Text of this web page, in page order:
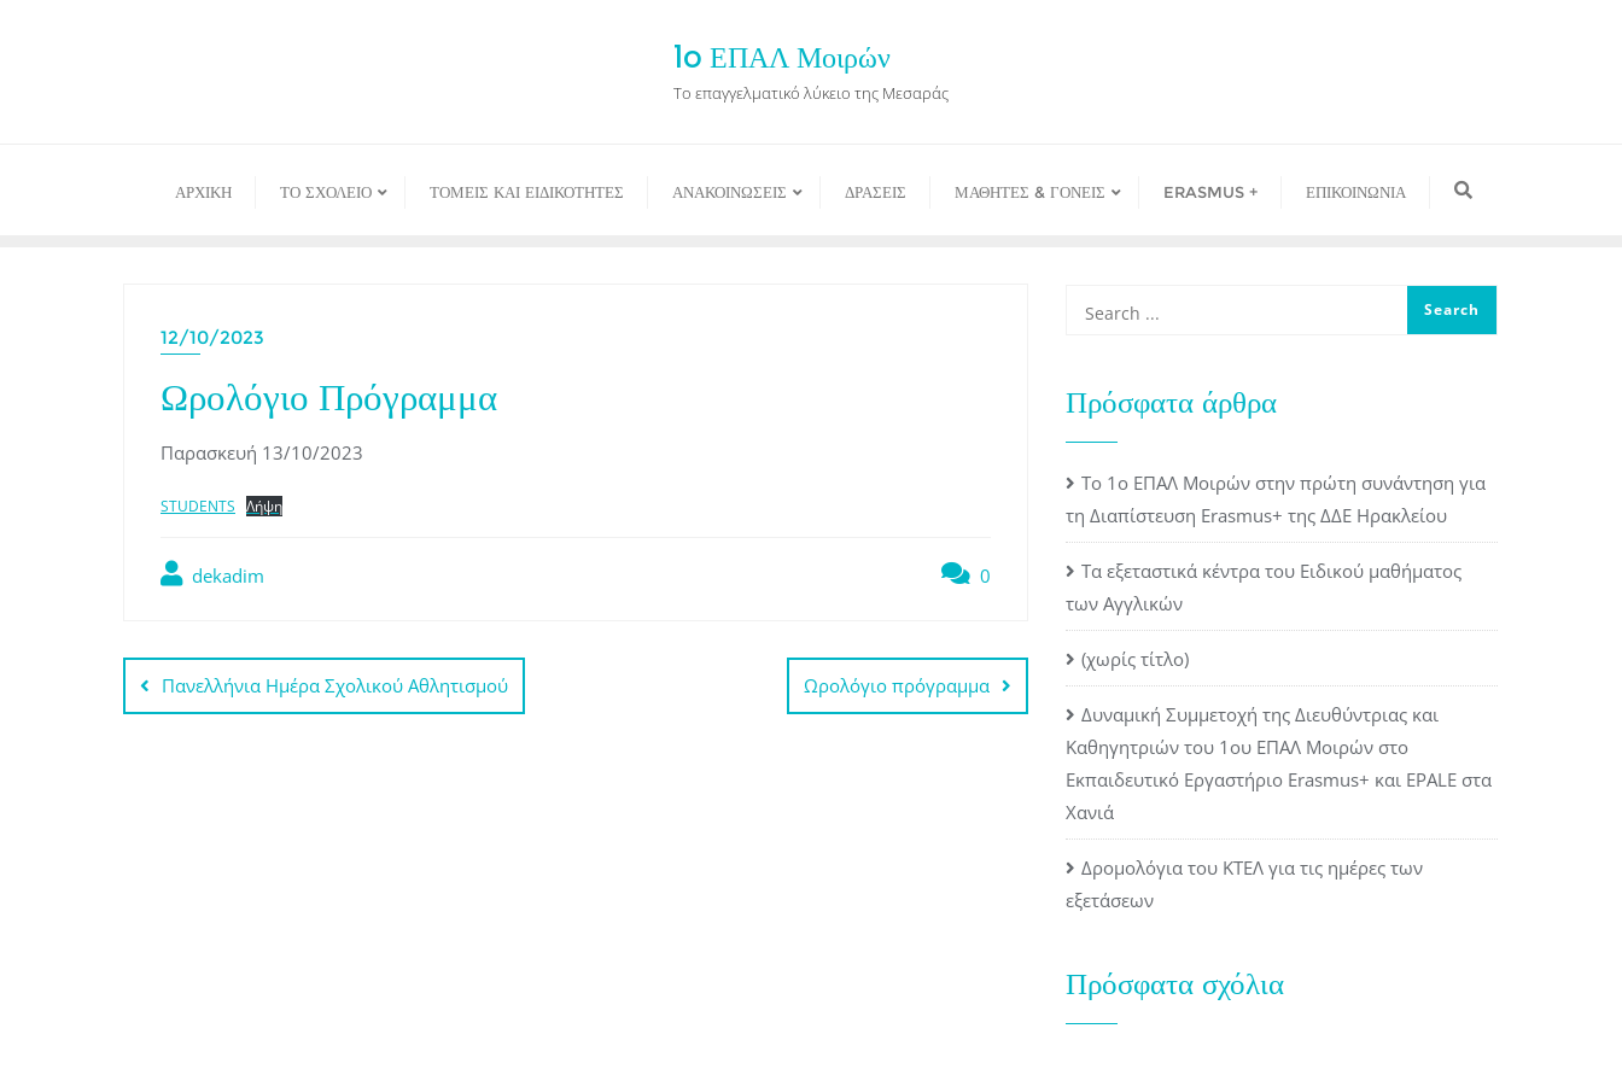
1o ΕΠΑΛ Μοιρών
Το επαγγελματικό λύκειο της Μεσαράς
ΑΡΧΙΚΉ ΤΟ ΣΧΟΛΕΙΟ ΤΟΜΕΙΣ ΚΑΙ ΕΙΔΙΚΟΤΗΤΕΣ ΑΝΑΚΟΙΝΩΣΕΙΣ ΔΡΑΣΕΙΣ ΜΑΘΗΤΕΣ & ΓΟΝΕΙΣ ERASMUS + ΕΠΙΚΟΙΝΩΝΙΑ
12/10/2023
Ωρολόγιο Πρόγραμμα
Παρασκευή 13/10/2023
STUDENTS Λήψη
dekadim 0
Πλοήγηση
άρθρων
Πανελλήνια Ημέρα Σχολικού Αθλητισμού Ωρολόγιο πρόγραμμα
Πρόσφατα άρθρα
Το 1ο ΕΠΑΛ Μοιρών στην πρώτη συνάντηση για
τη Διαπίστευση Erasmus+ της ΔΔΕ Ηρακλείου
Τα εξεταστικά κέντρα του Ειδικού μαθήματος
των Αγγλικών
(χωρίς τίτλο)
Δυναμική Συμμετοχή της Διευθύντριας και
Καθηγητριών του 1ου ΕΠΑΛ Μοιρών στο
Εκπαιδευτικό Εργαστήριο Erasmus+ και EPALE στα
Χανιά
Δρομολόγια του ΚΤΕΛ για τις ημέρες των
εξετάσεων
Πρόσφατα σχόλια